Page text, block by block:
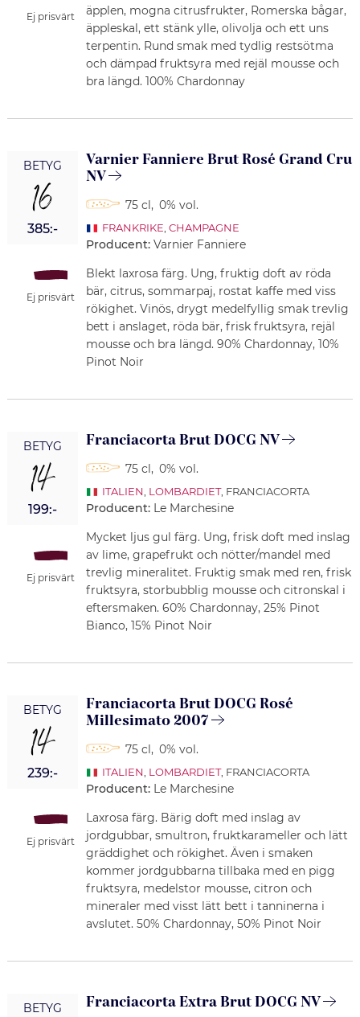
Ej prisvärt
äpplen, mogna citrusfrukter, Romerska bågar,
äppleskal, ett stänk ylle, olivolja och ett uns
terpentin. Rund smak med tydlig restsötma
och dämpad fruktsyra med rejäl mousse och
bra längd. 100% Chardonnay
BETYG
16
385:-
Ej prisvärt
Varnier Fanniere Brut Rosé Grand Cru
NV
75 cl, 0% vol.
FRANKRIKE CHAMPAGNE
Producent: Varnier Fanniere
Blekt laxrosa färg. Ung, fruktig doft av röda
bär, citrus, sommarpaj, rostat kaffe med viss
rökighet. Vinös, drygt medelfyllig smak trevlig
bett i anslaget, röda bär, frisk fruktsyra, rejäl
mousse och bra längd. 90% Chardonnay, 10%
Pinot Noir
BETYG
14
199:-
Ej prisvärt
Franciacorta Brut DOCG NV
75 cl, 0% vol.
ITALIEN LOMBARDIET, FRANCIACORTA
Producent: Le Marchesine
Mycket ljus gul färg. Ung, frisk doft med inslag
av lime, grapefrukt och nötter/mandel med
trevlig mineralitet. Fruktig smak med ren, frisk
fruktsyra, storbubblig mousse och citronskal i
eftersmaken. 60% Chardonnay, 25% Pinot
Bianco, 15% Pinot Noir
BETYG
14
239:-
Ej prisvärt
Franciacorta Brut DOCG Rosé
Millesimato 2007
75 cl, 0% vol.
ITALIEN LOMBARDIET, FRANCIACORTA
Producent: Le Marchesine
Laxrosa färg. Bärig doft med inslag av
jordgubbar, smultron, fruktkarameller och lätt
gräddighet och rökighet. Även i smaken
kommer jordgubbarna tillbaka med en pigg
fruktsyra, medelstor mousse, citron och
mineraler med visst lätt bett i tanninerna i
avslutet. 50% Chardonnay, 50% Pinot Noir
BETYG Franciacorta Extra Brut DOCG NV